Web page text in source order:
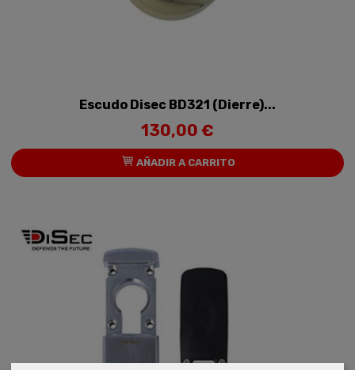
Escudo Disec BD321 (Dierre)...
130,00 €
AÑADIR A CARRITO